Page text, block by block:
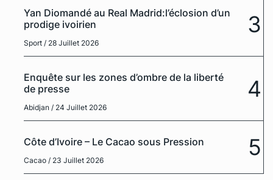
Yan Diomandé au Real Madrid:l’éclosion d’un
prodige ivoirien
Sport / 28 Juillet 2026
3
Enquête sur les zones d’ombre de la liberté
de presse
Abidjan / 24 Juillet 2026
4
Côte d’Ivoire – Le Cacao sous Pression
Cacao / 23 Juillet 2026 5